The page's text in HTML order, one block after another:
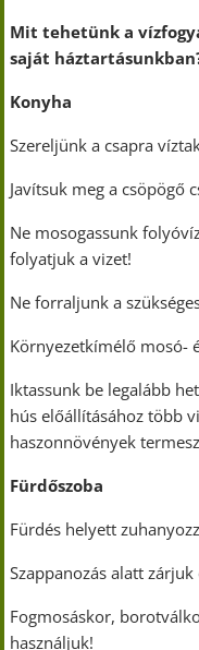
Mit tehetünk a
saját
Konyha
Szereljünk a csapra
Javítsuk meg a csöpögő
Ne mosogassunk
folyatjuk a vizet!
Ne forraljunk a
Környezetkímélő mosó-
Iktassunk be legalább
hús előállításához több
haszonnövények
Fürdőszoba
Fürdés helyett
Szappanozás alatt zárjuk
Fogmosáskor,
használjuk!